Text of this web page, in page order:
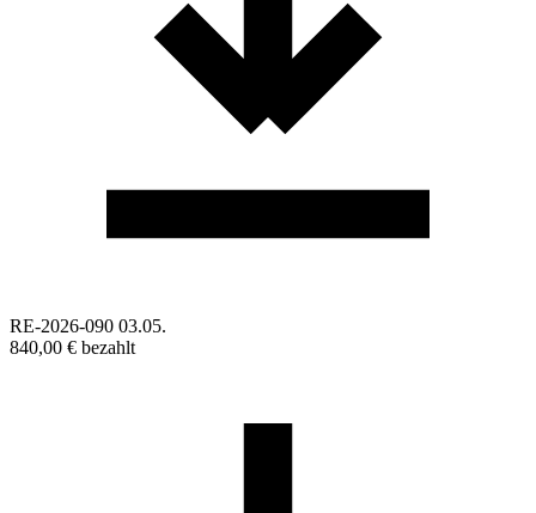
RE-2026-090 03.05.
840,00 € bezahlt